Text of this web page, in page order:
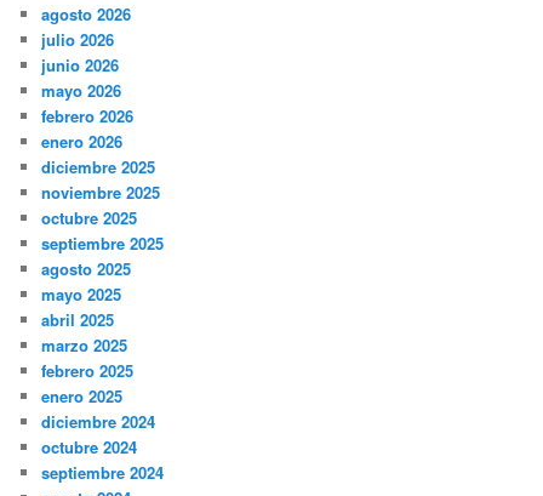
agosto 2026
julio 2026
junio 2026
mayo 2026
febrero 2026
enero 2026
diciembre 2025
noviembre 2025
octubre 2025
septiembre 2025
agosto 2025
mayo 2025
abril 2025
marzo 2025
febrero 2025
enero 2025
diciembre 2024
octubre 2024
septiembre 2024